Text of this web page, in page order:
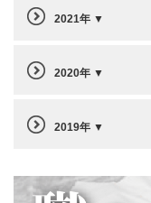
2021年
2020年
2019年